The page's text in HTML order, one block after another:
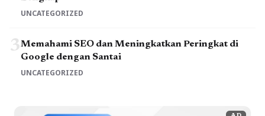
UNCATEGORIZED
3Memahami SEO dan Meningkatkan Peringkat di
Google dengan Santai
UNCATEGORIZED